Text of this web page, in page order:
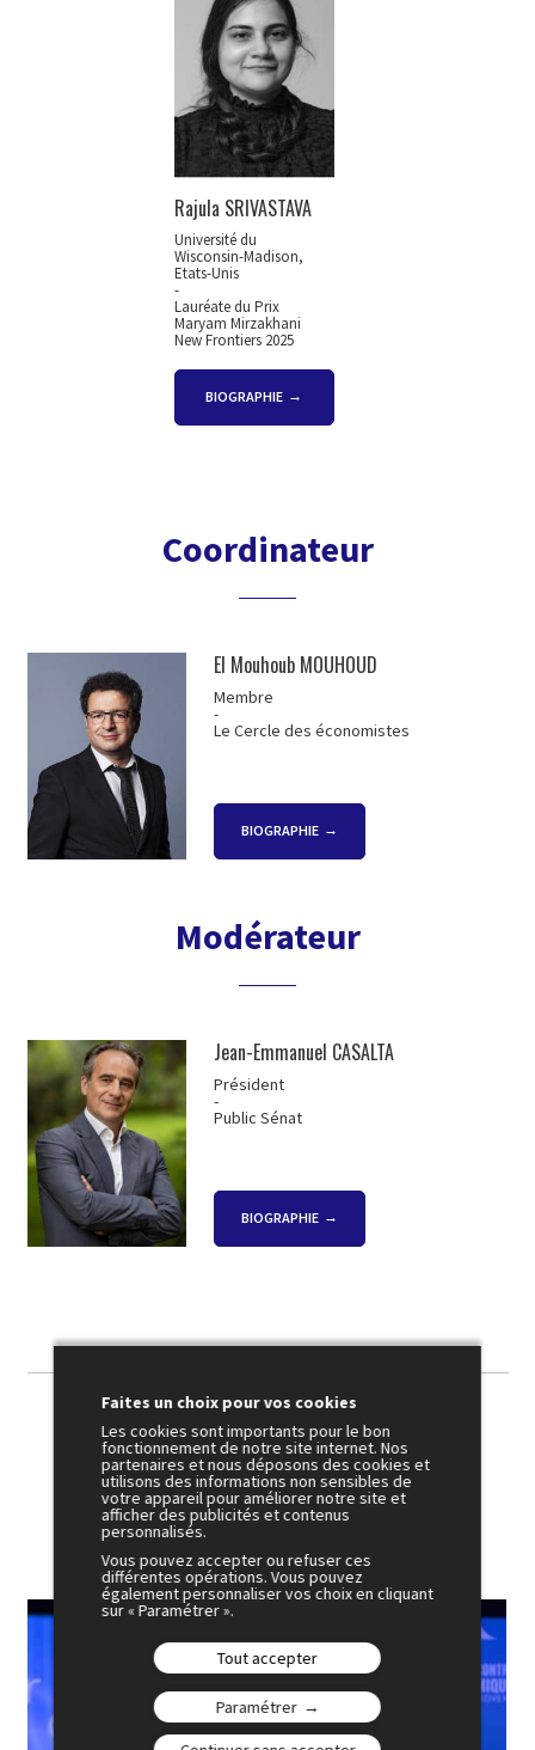
Rajula SRIVASTAVA
Université du
Wisconsin-Madison,
Etats-Unis
-
Lauréate du Prix
Maryam Mirzakhani
New Frontiers 2025
BIOGRAPHIE
Coordinateur
El Mouhoub MOUHOUD
Membre
-
Le Cercle des économistes
BIOGRAPHIE
Modérateur
Jean-Emmanuel CASALTA
Président
-
Public Sénat
BIOGRAPHIE
Photothèque
Faites un choix pour vos cookies
Les cookies sont importants pour le bon
fonctionnement de notre site internet. Nos
partenaires et nous déposons des cookies et
utilisons des informations non sensibles de
votre appareil pour améliorer notre site et
afficher des publicités et contenus
personnalisés.
Vous pouvez accepter ou refuser ces
différentes opérations. Vous pouvez
également personnaliser vos choix en cliquant
sur « Paramétrer ».
Tout accepter
Paramétrer